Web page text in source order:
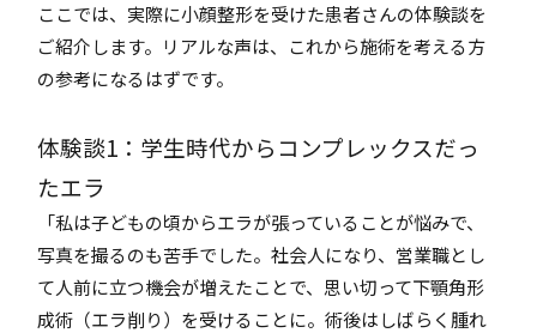
ここでは、実際に小顔整形を受けた患者さんの体験談を
ご紹介します。リアルな声は、これから施術を考える方
の参考になるはずです。
体験談1：学生時代からコンプレックスだっ
たエラ
「私は子どもの頃からエラが張っていることが悩みで、
写真を撮るのも苦手でした。社会人になり、営業職とし
て人前に立つ機会が増えたことで、思い切って下顎角形
成術（エラ削り）を受けることに。術後はしばらく腫れ